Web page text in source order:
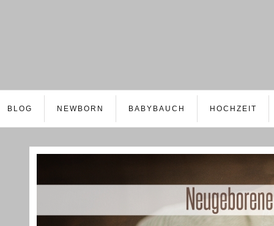
BLOG NEWBORN BABYBAUCH HOCHZEIT